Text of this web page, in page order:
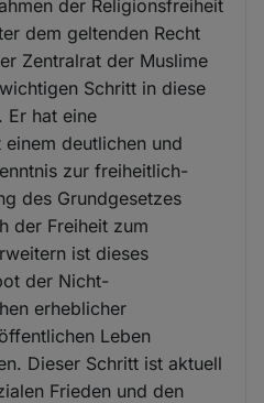
der Religionsfreiheit
dem geltenden Recht
Zentralrat der Muslime
Schritt in diese
Er hat eine
deutlichen und
zur freiheitlich-
des Grundgesetzes
der Freiheit zum
ist dieses
der Nicht-
erheblicher
Leben
Dieser Schritt ist aktuell
Frieden und den